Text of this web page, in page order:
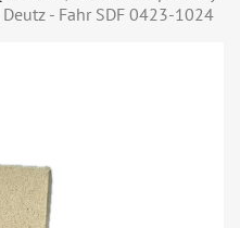
- Fahr SDF 0423-1024